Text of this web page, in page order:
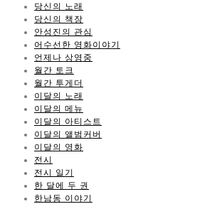
당신의 노래
당신의 책장
안성진의 관심
어수선한 영화이야기
언제나 상영중
월간 토크
월간 투게더
이달의 노래
이달의 메뉴
이달의 아티스트
이달의 앨범커버
이달의 영화
전시
전시 일기
한 달에 두 권
한남동 이야기